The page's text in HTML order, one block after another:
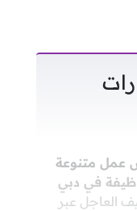
عمل متنوعة
في دبي
العاجل عبر